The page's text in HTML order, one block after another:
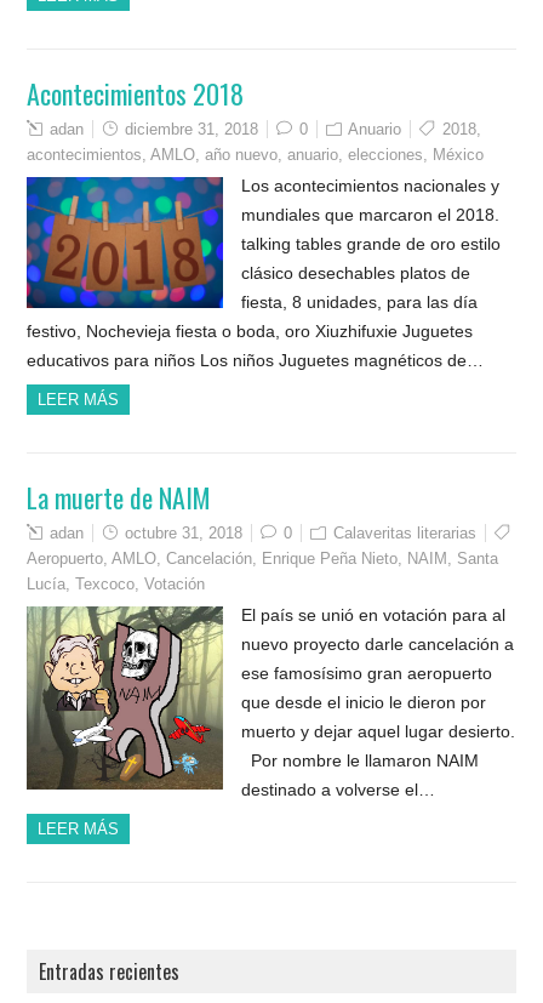
Acontecimientos 2018
adan diciembre 31, 2018 0 Anuario 2018,
acontecimientos,AMLO,año nuevo,anuario,elecciones, México
Los acontecimientos nacionales y
mundiales que marcaron el 2018.
talking tables grande de oro estilo
clásico desechables platos de
fiesta, 8 unidades, para las día
festivo, Nochevieja fiesta o boda, oro Xiuzhifuxie Juguetes
educativos para niños Los niños Juguetes magnéticos de…
LEER MÁS
La muerte de NAIM
adan octubre 31, 2018 0
Calaveritas literarias
Aeropuerto,AMLO,Cancelación, Enrique Peña Nieto, NAIM , Santa
Lucía,Texcoco,Votación
El país se unió en votación para al
nuevo proyecto darle cancelación a
ese famosísimo gran aeropuerto
que desde el inicio le dieron por
muerto y dejar aquel lugar desierto.
Por nombre le llamaron NAIM
destinado a volverse el…
LEER MÁS
Entradas recientes